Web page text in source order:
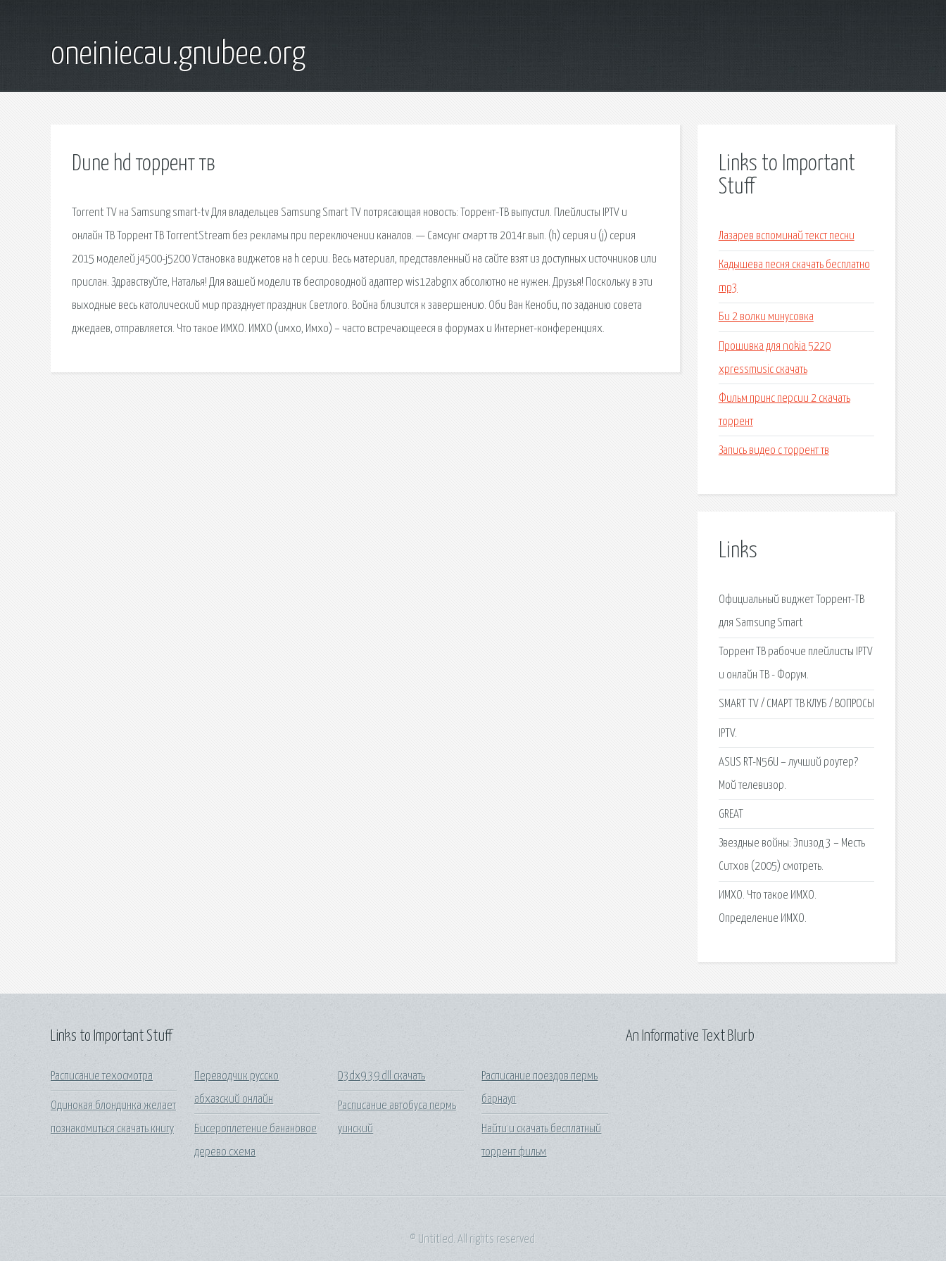
oneiniecau.gnubee.org
Dune hd торрент тв
Torrent TV на Samsung smart-tv Для владельцев Samsung Smart TV потрясающая новость: Торрент-ТВ выпустил. Плейлисты IPTV и
онлайн ТВ Торрент ТВ TorrentStream без рекламы при переключении каналов. — Самсунг смарт тв 2014г.вып. (h) серия и (j) серия
2015 моделей j4500-j5200 Установка виджетов на h серии. Весь материал, представленный на сайте взят из доступных источников или
прислан. Здравствуйте, Наталья! Для вашей модели тв беспроводной адаптер wis12abgnx абсолютно не нужен. Друзья! Поскольку в эти
выходные весь католический мир празднует праздник Светлого. Война близится к завершению. Оби Ван Кеноби, по заданию совета
джедаев, отправляется. Что такое ИМХО. ИМХО (имхо, Имхо) – часто встречающееся в форумах и Интернет-конференциях.
Links to Important
Stuff
Лазарев вспоминай текст песни
Кадышева песня скачать бесплатно
mp3
Би 2 волки минусовка
Прошивка для nokia 5220
xpressmusic скачать
Фильм принс персии 2 скачать
торрент
Запись видео с торрент тв
Links
Официальный виджет Торрент-ТВ
для Samsung Smart
Торрент ТВ рабочие плейлисты IPTV
и онлайн ТВ - Форум.
SMART TV / СМАРТ ТВ КЛУБ / ВОПРОСЫ
IPTV.
ASUS RT-N56U – лучший роутер?
Мой телевизор.
GREAT
Звездные войны: Эпизод 3 – Месть
Ситхов (2005) смотреть.
ИМХО. Что такое ИМХО.
Определение ИМХО.
Links to Important Stuff
Расписание техосмотра
Одинокая блондинка желает
познакомиться скачать книгу
Переводчик русско
абхазский онлайн
Бисероплетение банановое
дерево схема
D3dx9 39 dll скачать
Расписание автобуса пермь
уинский
Расписание поездов пермь
барнаул
Найти и скачать бесплатный
торрент фильм
An Informative Text Blurb
© Untitled. All rights reserved.